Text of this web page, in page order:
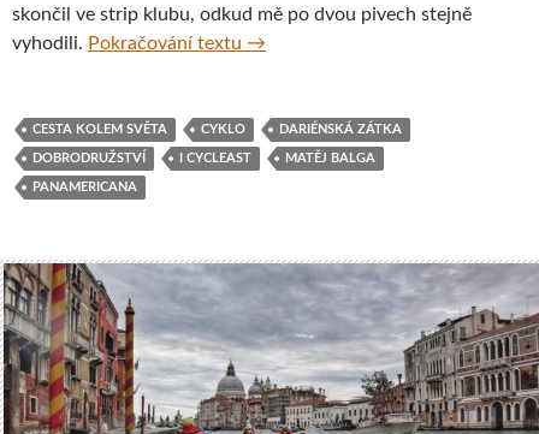
skončil ve strip klubu, odkud mě po dvou pivech stejně
vyhodili. Pokračování textu ‚I, Cycleast‘ aneb Filosofická
→
CESTA KOLEM SVĚTA CYKLO DARIÉNSKÁ ZÁTKA
DOBRODRUŽSTVÍ I CYCLEAST MATĚJ BALGA
PANAMERICANA